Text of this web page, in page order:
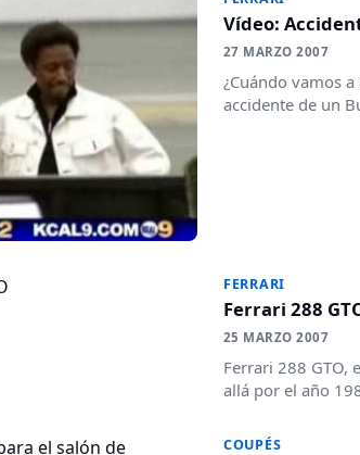
Vídeo:
27 MARZO 2007
¿Cuándo vamos
accidente de un
FERRARI
Ferrari 288
25 MARZO 2007
Ferrari 288 GTO,
allá por el año
COUPÉS